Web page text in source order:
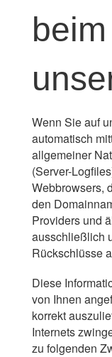
Wenn Sie auf
automatisch
allgemeiner
(Server-
Webbrowsers,
den
Providers und
ausschließlich
Rückschlüsse
Diese
von Ihnen
korrekt
Internets
zu folgenden